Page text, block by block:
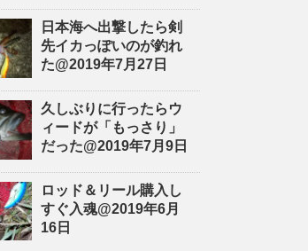
日本海へ出撃したら剣
先イカっぽいのが釣れ
た@2019年7月27日
久しぶりに行ったらウ
ィードが「もっさり」
だった@2019年7月9日
ロッド＆リール購入し
すぐ入魂@2019年6月
16日